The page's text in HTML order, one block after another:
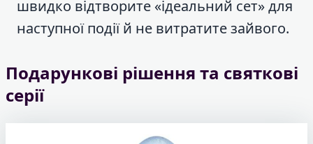
швидко відтворите «ідеальний сет» для
наступної події й не витратите зайвого.
Подарункові рішення та святкові
серії